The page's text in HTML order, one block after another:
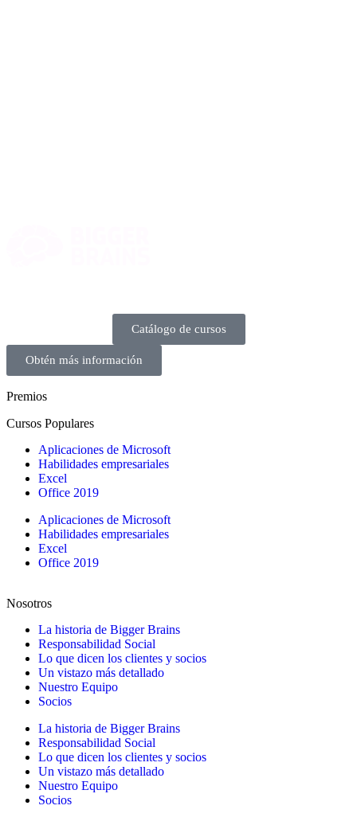
Catálogo de cursos
Obtén más información
Premios
Cursos Populares
Aplicaciones de Microsoft
Habilidades empresariales
Excel
Office 2019
Aplicaciones de Microsoft
Habilidades empresariales
Excel
Office 2019
Nosotros
La historia de Bigger Brains
Responsabilidad Social
Lo que dicen los clientes y socios
Un vistazo más detallado
Nuestro Equipo
Socios
La historia de Bigger Brains
Responsabilidad Social
Lo que dicen los clientes y socios
Un vistazo más detallado
Nuestro Equipo
Socios